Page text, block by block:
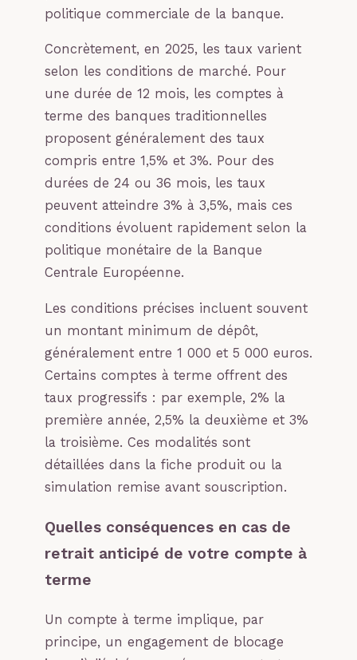
politique commerciale de la banque.
Concrètement, en 2025, les taux varient
selon les conditions de marché. Pour
une durée de 12 mois, les comptes à
terme des banques traditionnelles
proposent généralement des taux
compris entre 1,5% et 3%. Pour des
durées de 24 ou 36 mois, les taux
peuvent atteindre 3% à 3,5%, mais ces
conditions évoluent rapidement selon la
politique monétaire de la Banque
Centrale Européenne.
Les conditions précises incluent souvent
un montant minimum de dépôt,
généralement entre 1 000 et 5 000 euros.
Certains comptes à terme offrent des
taux progressifs : par exemple, 2% la
première année, 2,5% la deuxième et 3%
la troisième. Ces modalités sont
détaillées dans la fiche produit ou la
simulation remise avant souscription.
Quelles conséquences en cas de
retrait anticipé de votre compte à
terme
Un compte à terme implique, par
principe, un engagement de blocage